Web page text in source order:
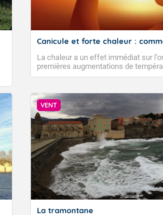
Canicule et forte chaleur :
La chaleur a un effet immédiat sur
premières augmentations de
VENT
La tramontane